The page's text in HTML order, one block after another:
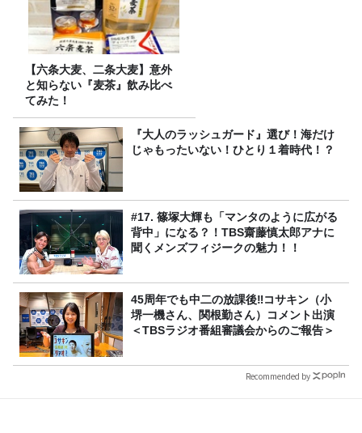
【六条大麦、二条大麦】意外
と知らない『麦茶』飲み比べ
てみた！
『大人のラッシュガード』選び！海だけ
じゃもったいない！ひとり１着時代！？
#17. 篠塚大輝も「マンタのように広がる
背中」になる？！TBS齋藤慎太郎アナに
聞くメンズフィジークの魅力！！
45周年でも中二の放課後‼コサキン（小
堺一機さん、関根勤さん）コメント出演
＜TBSラジオ番組審議会からのご報告＞
Recommended by